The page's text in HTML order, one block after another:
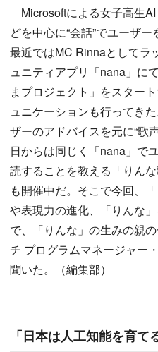
Microsoftによる女子高生
どを中心に“会話”でユーザー
最近ではMC Rinnaとしてラ
ュニティアプリ「nana」に
まプロジェクト」をスター
ュニケーションも行ってき
ザーのアドバイスを元に“歌
日からは同じく「nana」で
読することを教える「りん
も開催中だ。そこで今回、
や表現力の進化、「りんな
で、「りんな」の生みの親
チ プログラムマネージャー
聞いた。（編集部）
「日本は人工知能を育て